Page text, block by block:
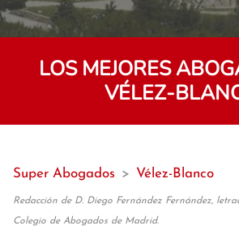
LOS MEJORES
VÉLEZ-
Super Abogados > Vélez-Blanco
Redacción de D. Diego Fernández Fernández,
Colegio de Abogados de Madrid.